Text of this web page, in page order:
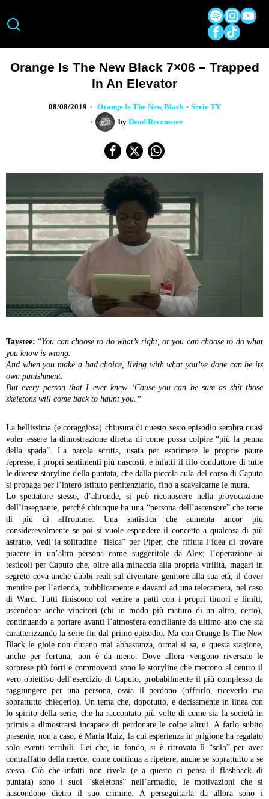
Orange Is The New Black 7×06 – Trapped
In An Elevator
08/08/2019 Orange Is The New Black · Serie TV
by Dead Recensore
Taystee:“You can choose to do what’s right, or you can choose to do what
you know is wrong.
And when you make a bad choice, living with what you’ve done can be its
own punishment.
But every person that I ever knew ‘Cause you can be sure as shit those
skeletons will come back to haunt you.”
La bellissima (e coraggiosa) chiusura di questo sesto episodio sembra quasi
voler essere la dimostrazione diretta di come possa colpire “più la penna
della spada”. La parola scritta, usata per esprimere le proprie paure
represse, i propri sentimenti più nascosti, è infatti il filo conduttore di tutte
le diverse storyline della puntata, che dalla piccola aula del corso di Caputo
si propaga per l’intero istituto penitenziario, fino a scavalcarne le mura.
Lo spettatore stesso, d’altronde, si può riconoscere nella provocazione
dell’insegnante, perché chiunque ha una “persona dell’ascensore” che teme
di più di affrontare. Una statistica che aumenta ancor più
considerevolmente se poi si vuole espandere il concetto a qualcosa di più
astratto, vedi la solitudine “fisica” per Piper, che rifiuta l’idea di trovare
piacere in un’altra persona come suggeritole da Alex; l’operazione ai
testicoli per Caputo che, oltre alla minaccia alla propria virilità, magari in
segreto cova anche dubbi reali sul diventare genitore alla sua età; il dover
mentire per l’azienda, pubblicamente e davanti ad una telecamera, nel caso
di Ward. Tutti finiscono col venire a patti con i propri timori e limiti,
uscendone anche vincitori (chi in modo più maturo di un altro, certo),
continuando a portare avanti l’atmosfera conciliante da ultimo atto che sta
caratterizzando la serie fin dal primo episodio. Ma con Orange Is The New
Black le gioie non durano mai abbastanza, ormai si sa, e questa stagione,
anche per fortuna, non è da meno. Dove allora vengono riversate le
sorprese più forti e commoventi sono le storyline che mettono al centro il
vero obiettivo dell’esercizio di Caputo, probabilmente il più complesso da
raggiungere per una persona, ossia il perdono (offrirlo, riceverlo ma
soprattutto chiederlo). Un tema che, dopotutto, è decisamente in linea con
lo spirito della serie, che ha raccontato più volte di come sia la società in
primis a dimostrarsi incapace di perdonare le colpe altrui. A farlo subito
presente, non a caso, è Maria Ruiz, la cui esperienza in prigione ha regalato
solo eventi terribili. Lei che, in fondo, si è ritrovata lì “solo” per aver
contraffatto della merce, come continua a ripetere, anche se soprattutto a se
stessa. Ciò che infatti non rivela (e a questo ci pensa il flashback di
puntata) sono i suoi “skeletons” nell’armadio, le motivazioni che si
nascondono dietro il suo crimine. A perseguitarla da allora sono i